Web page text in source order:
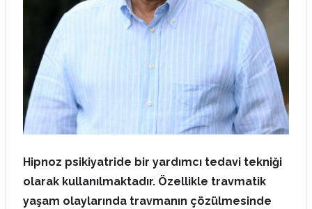
Hipnoz psikiyatride bir yardımcı tedavi tekniği
olarak kullanılmaktadır. Özellikle travmatik
yaşam olaylarında travmanın çözülmesinde